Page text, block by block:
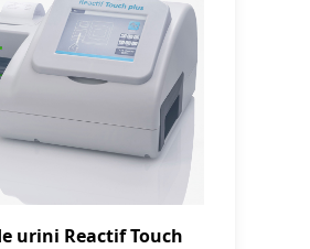
urini Reactif Touch